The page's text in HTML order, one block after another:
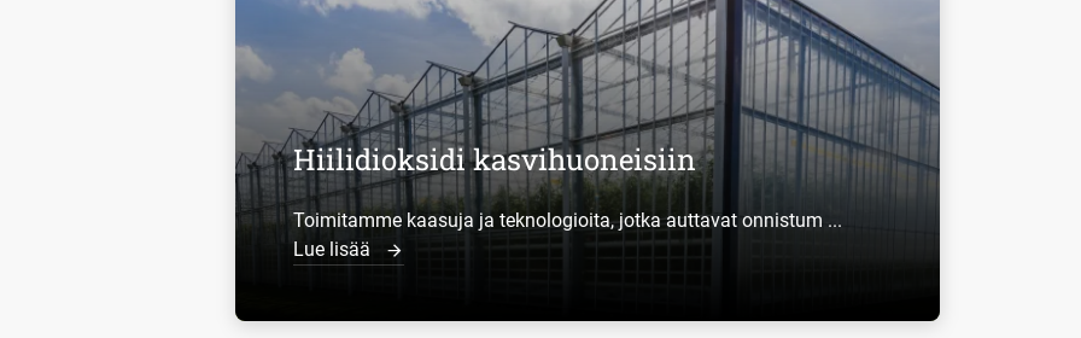
Hiilidioksidi kasvihuoneisiin
Toimitamme kaasuja ja teknologioita, jotka auttavat onnistum ...
Lue lisää